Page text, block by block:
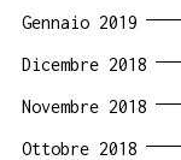
Gennaio 2019
Dicembre 2018
Novembre 2018
Ottobre 2018